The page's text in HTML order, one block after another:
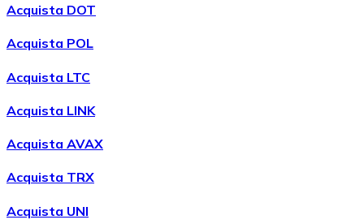
Acquista DOT
Acquista POL
Acquista LTC
Acquista LINK
Acquista AVAX
Acquista TRX
Acquista UNI